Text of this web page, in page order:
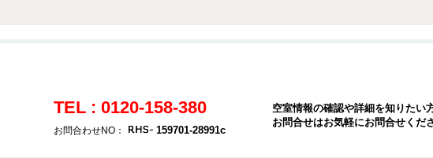
TEL : 0120-158-380
お問合わせNO： 159701-28991c
空室情報の確認や詳細を知りたい
お問合せはお気軽にお問合せくだ